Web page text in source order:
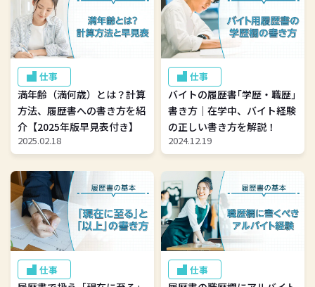
仕事
満年齢（満何歳）とは？計算
方法、履歴書への書き方を紹
介【2025年版早見表付き】
2025.02.18
仕事
バイトの履歴書｢学歴・職歴｣
書き方｜在学中、バイト経験
の正しい書き方を解説！
2024.12.19
仕事 仕事